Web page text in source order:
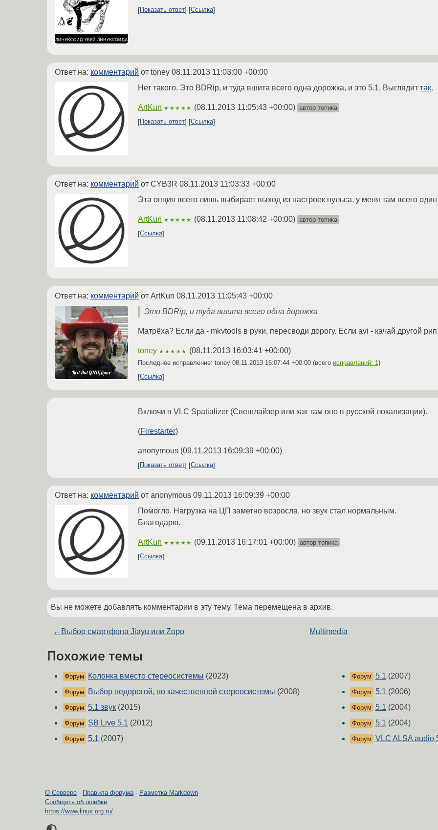
Показать ответ Ссылка
Ответ на: комментарий от toney 08.11.2013 11:03:00 +00:00
Нет такого. Это BDRip, и туда вшита всего одна дорожка, и это 5.1. Выглядит так.
ArtKun ★★★★★ (08.11.2013 11:05:43 +00:00) автор топика
Показать ответ
Ссылка
Ответ на: комментарий от CYB3R 08.11.2013 11:03:33 +00:00
Эта опция всего лишь выбирает выход из настроек пульса, у меня там всего один
ArtKun ★★★★★ (08.11.2013 11:08:42 +00:00) автор топика
Ссылка
Ответ на: комментарий от ArtKun 08.11.2013 11:05:43 +00:00
Это BDRip, и туда вшита всего одна дорожка
Матрёха? Если да - mkvtools в руки, пересводи дорогу. Если avi - качай другой рип.
toney ★★★★★ (08.11.2013 16:03:41 +00:00)
Последнее исправление: toney 08.11.2013 16:07:44 +00:00 (всего исправлений: 1 )
Ссылка
Включи в VLC Spatializer (Спешлайзер или как там оно в русской локализации).
(Firestarter)
anonymous (09.11.2013 16:09:39 +00:00)
Показать ответ Ссылка
Ответ на: комментарий от anonymous 09.11.2013 16:09:39 +00:00
Помогло. Нагрузка на ЦП заметно возросла, но звук стал нормальным.
Благодарю.
ArtKun ★★★★★ (09.11.2013 16:17:01 +00:00) автор топика
Ссылка
Вы не можете добавлять комментарии в эту тему. Тема перемещена в архив.
← Выбор смартфона Jiayu или Zopo Multimedia
Похожие темы
Форум Колонка вместо стереосистемы (2023)
Форум Выбор недорогой, но качественной стереосистемы (2008)
Форум 5.1 звук (2015)
Форум SB Live 5.1 (2012)
Форум 5.1 (2007)
Форум 5.1 (2007)
Форум 5.1 (2006)
Форум 5.1 (2004)
Форум 5.1 (2004)
Форум VLC ALSA audio
О Сервере - Правила форума- Разметка Markdown
Сообщить об ошибке
https://www.linux.org.ru/